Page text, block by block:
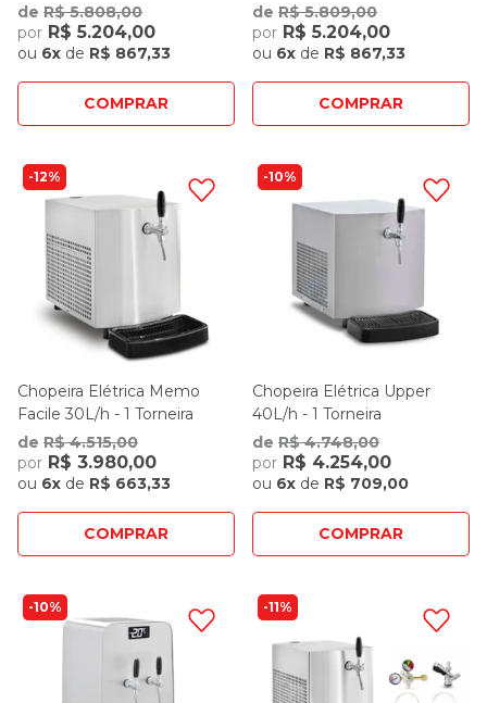
de R$ 5.808,00
por R$ 5.204,00
ou 6x de R$ 867,33
COMPRAR
de R$ 5.809,00
por R$ 5.204,00
ou 6x de R$ 867,33
COMPRAR
12%
Chopeira Elétrica Memo
Facile 30L/h - 1 Torneira
de R$ 4.515,00
por R$ 3.980,00
ou 6x de R$ 663,33
COMPRAR
10%
Chopeira Elétrica Upper
40L/h - 1 Torneira
de R$ 4.748,00
por R$ 4.254,00
ou 6x de R$ 709,00
COMPRAR
10% 11%